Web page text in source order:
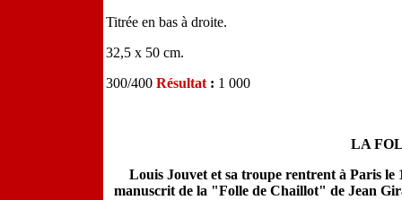
Titrée en bas à droite.
32,5 x 50 cm.
300/400 Résultat : 1 000
LA
Louis Jouvet et sa troupe rentrent à Paris le
manuscrit de la "Folle de Chaillot" de Jean